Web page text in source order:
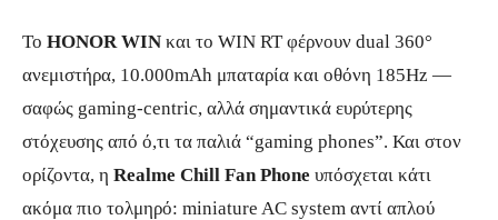
Το HONOR WIN και το WIN RT φέρνουν dual 360°
ανεμιστήρα, 10.000mAh μπαταρία και οθόνη 185Hz —
σαφώς gaming-centric, αλλά σημαντικά ευρύτερης
στόχευσης από ό,τι τα παλιά “gaming phones”. Και στον
ορίζοντα, η Realme Chill Fan Phone υπόσχεται κάτι
ακόμα πιο τολμηρό: miniature AC system αντί απλού